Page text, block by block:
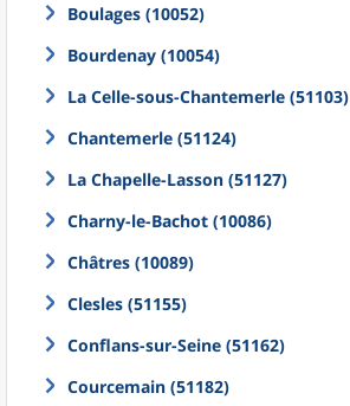
Boulages (10052)
Bourdenay (10054)
La Celle-sous-Chantemerle (51103)
Chantemerle (51124)
La Chapelle-Lasson (51127)
Charny-le-Bachot (10086)
Châtres (10089)
Clesles (51155)
Conflans-sur-Seine (51162)
Courcemain (51182)